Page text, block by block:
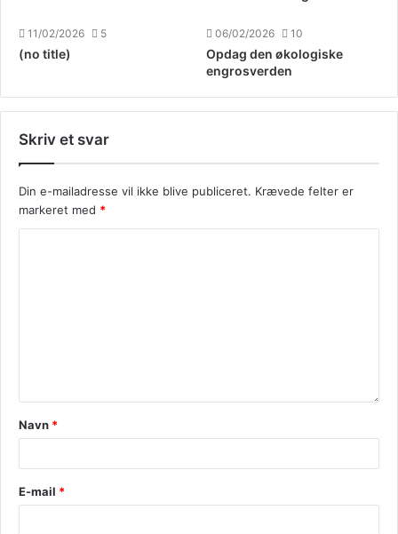
11/02/2026 5
(no title)
06/02/2026 10
Opdag den økologiske
engrosverden
Skriv et svar
Din e-mailadresse vil ikke blive publiceret. Krævede felter er
markeret med *
Navn *
E-mail *